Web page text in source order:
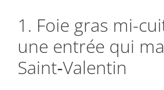
1. Foie gras mi-
une entrée qui
Saint‑Valentin